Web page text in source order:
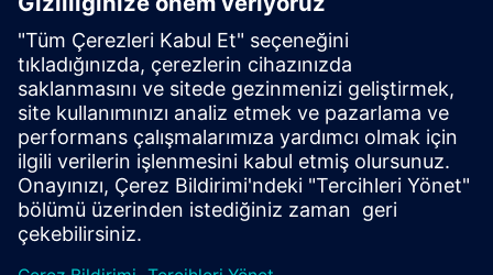
personeli, mühendisler, teknisyenler.
Tarihler ve Kayıt
Şu anda mevcut etkinlik yok
Kendinizi talep listesine ekleyin ve yeni tarihler açıklandığında
hemen bildirim gönderelim.
Bildirim hizmetini etkinleştirin